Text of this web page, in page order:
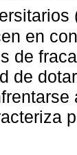
en
de
de